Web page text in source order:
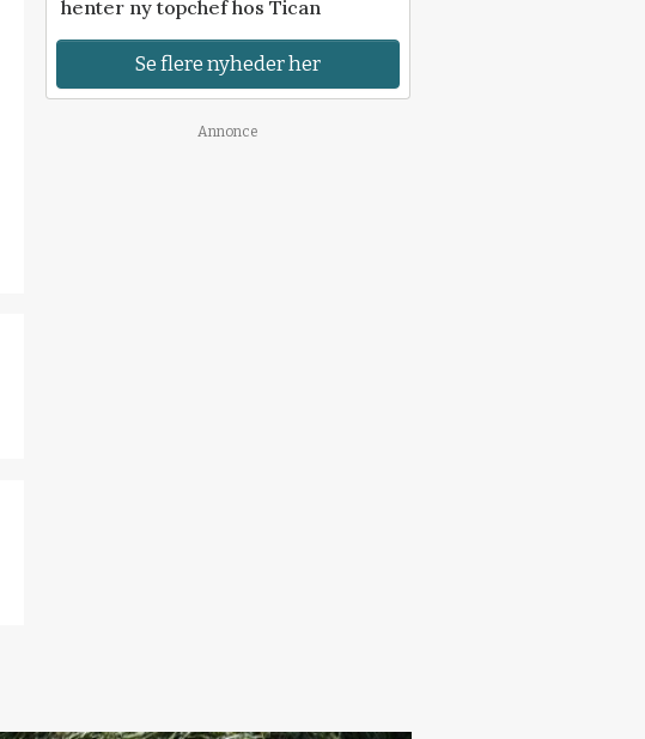
henter ny topchef hos Tican
Se flere nyheder her
Annonce